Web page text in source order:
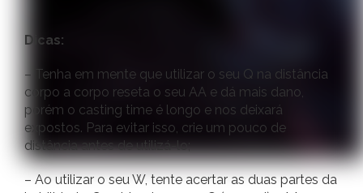
Dicas:
– Tenha em mente que utilizar o seu Q na distância
corpo a corpo reseta o seu AA e dá mais dano,
porém o casting time é longo e nos deixará
expostos. Para evitar isso, crie um pouco de
distância antes de utilizá-lo;
– Ao utilizar o seu W, tente acertar as duas partes da